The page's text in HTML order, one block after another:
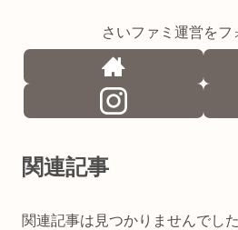
さいファミ運営をフ
関連記事
関連記事は見つかりませんでした